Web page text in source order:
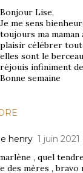
Bonjour Lise,
Je me sens
toujours ma
plaisir célébrer
elles sont le
réjouis infiniment
Bonne semaine
henry 1 juin 2021
, quel
des mères , bravo